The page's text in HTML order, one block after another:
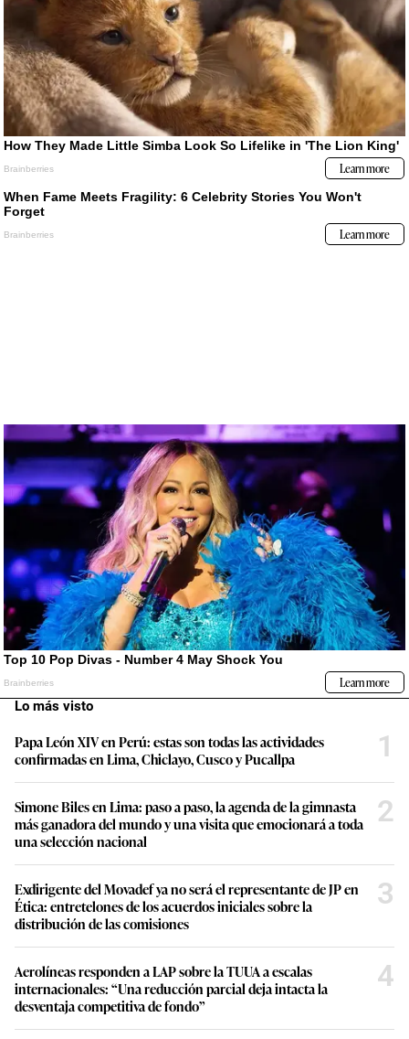
Lo más visto
Papa León XIV en Perú: estas son todas las actividades
confirmadas en Lima, Chiclayo, Cusco y Pucallpa
1
Simone Biles en Lima: paso a paso, la agenda de la gimnasta
más ganadora del mundo y una visita que emocionará a toda
una selección nacional
2
Exdirigente del Movadef ya no será el representante de JP en
Ética: entretelones de los acuerdos iniciales sobre la
distribución de las comisiones
3
Aerolíneas responden a LAP sobre la TUUA a escalas
internacionales: “Una reducción parcial deja intacta la
desventaja competitiva de fondo”
4